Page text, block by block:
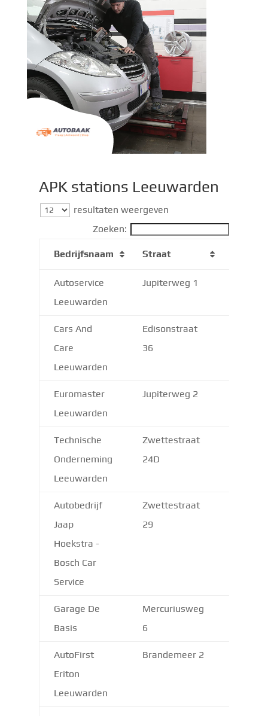
APK stations Leeuwarden​
resultaten weergeven
Zoeken:
Bedrijfsnaam Straat
Autoservice
Leeuwarden
Jupiterweg 1
Cars And
Care
Leeuwarden
Edisonstraat
36
Euromaster
Leeuwarden
Jupiterweg 2
Technische
Onderneming
Leeuwarden
Zwettestraat
24D
Autobedrijf
Jaap
Hoekstra -
Bosch Car
Service
Zwettestraat
29
Garage De
Basis
Mercuriusweg
6
AutoFirst
Eriton
Leeuwarden
Brandemeer 2